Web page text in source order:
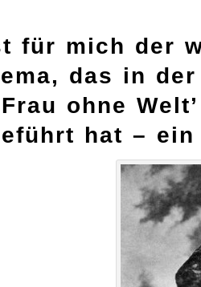
für mich der
das in
ohne
hat –